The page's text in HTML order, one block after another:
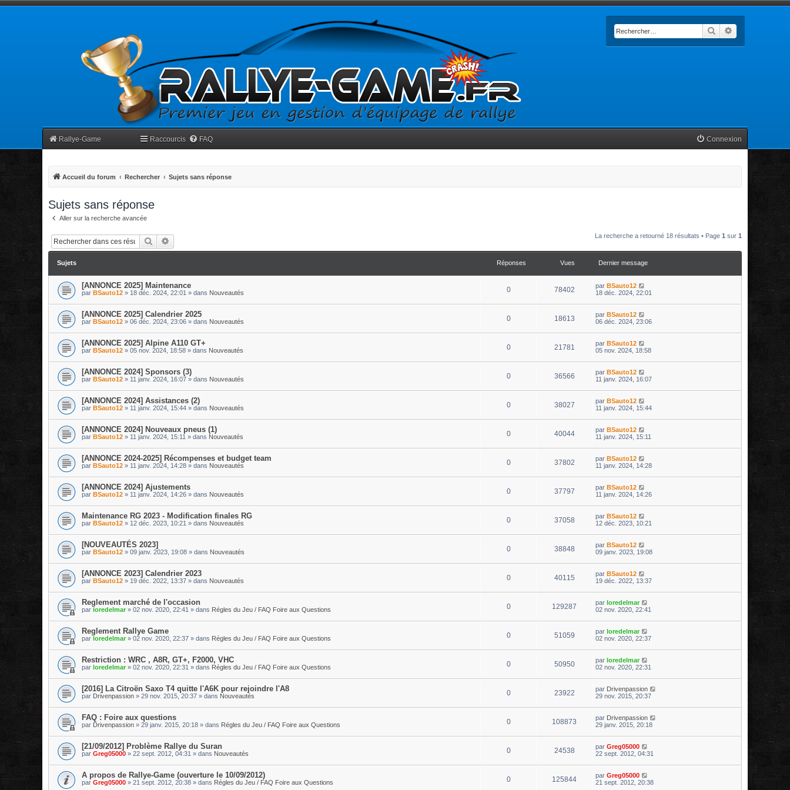
Rechercher
Rallye-Game Raccourcis FAQ Connexion
Accueil du forum Rechercher Sujets sans réponse
Sujets sans réponse
Aller sur la recherche avancée
Rechercher La recherche a retourné 18 résultats • Page 1 sur 1
Sujets Réponses Vues Dernier message
[ANNONCE 2025] Maintenance
par BSauto12 » 18 déc. 2024, 22:01 » dans Nouveautés 0 78402 par BSauto12
18 déc. 2024, 22:01
[ANNONCE 2025] Calendrier 2025
par BSauto12 » 06 déc. 2024, 23:06 » dans Nouveautés 0 18613 par BSauto12
06 déc. 2024, 23:06
[ANNONCE 2025] Alpine A110 GT+
par BSauto12 » 05 nov. 2024, 18:58 » dans Nouveautés 0 21781 par BSauto12
05 nov. 2024, 18:58
[ANNONCE 2024] Sponsors (3)
par BSauto12 » 11 janv. 2024, 16:07 » dans Nouveautés 0 36566 par BSauto12
11 janv. 2024, 16:07
[ANNONCE 2024] Assistances (2)
par BSauto12 » 11 janv. 2024, 15:44 » dans Nouveautés 0 38027 par BSauto12
11 janv. 2024, 15:44
[ANNONCE 2024] Nouveaux pneus (1)
par BSauto12 » 11 janv. 2024, 15:11 » dans Nouveautés 0 40044 par BSauto12
11 janv. 2024, 15:11
[ANNONCE 2024-2025] Récompenses et budget team
par BSauto12 » 11 janv. 2024, 14:28 » dans Nouveautés 0 37802 par BSauto12
11 janv. 2024, 14:28
[ANNONCE 2024] Ajustements
par BSauto12 » 11 janv. 2024, 14:26 » dans Nouveautés 0 37797 par BSauto12
11 janv. 2024, 14:26
Maintenance RG 2023 - Modification finales RG
par BSauto12 » 12 déc. 2023, 10:21 » dans Nouveautés 0 37058 par BSauto12
12 déc. 2023, 10:21
[NOUVEAUTÉS 2023]
par BSauto12 » 09 janv. 2023, 19:08 » dans Nouveautés 0 38848 par BSauto12
09 janv. 2023, 19:08
[ANNONCE 2023] Calendrier 2023
par BSauto12 » 19 déc. 2022, 13:37 » dans Nouveautés 0 40115 par BSauto12
19 déc. 2022, 13:37
Reglement marché de l'occasion
par loredelmar » 02 nov. 2020, 22:41 » dans Régles du Jeu / FAQ Foire aux Questions 0 129287 par loredelmar
02 nov. 2020, 22:41
Reglement Rallye Game
par loredelmar » 02 nov. 2020, 22:37 » dans Régles du Jeu / FAQ Foire aux Questions 0 51059 par loredelmar
02 nov. 2020, 22:37
Restriction : WRC , A8R, GT+, F2000, VHC
par loredelmar » 02 nov. 2020, 22:31 » dans Régles du Jeu / FAQ Foire aux Questions 0 50950 par loredelmar
02 nov. 2020, 22:31
[2016] La Citroën Saxo T4 quitte l'A6K pour rejoindre l'A8
par Drivenpassion » 29 nov. 2015, 20:37 » dans Nouveautés 0 23922 par Drivenpassion
29 nov. 2015, 20:37
FAQ : Foire aux questions
par Drivenpassion » 29 janv. 2015, 20:18 » dans Régles du Jeu / FAQ Foire aux Questions 0 108873 par Drivenpassion
29 janv. 2015, 20:18
[21/09/2012] Problème Rallye du Suran
par Greg05000 » 22 sept. 2012, 04:31 » dans Nouveautés 0 24538 par Greg05000
22 sept. 2012, 04:31
A propos de Rallye-Game (ouverture le 10/09/2012)
par Greg05000 » 21 sept. 2012, 20:38 » dans Régles du Jeu / FAQ Foire aux Questions 0 125844 par Greg05000
21 sept. 2012, 20:38